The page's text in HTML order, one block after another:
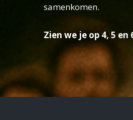
samenkomen.
Zien we je op 4, 5